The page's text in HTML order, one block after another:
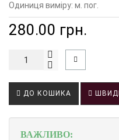
Одиниця виміру: м. пог.
280.00 грн.
ДО КОШИКА
ВАЖЛИВО: